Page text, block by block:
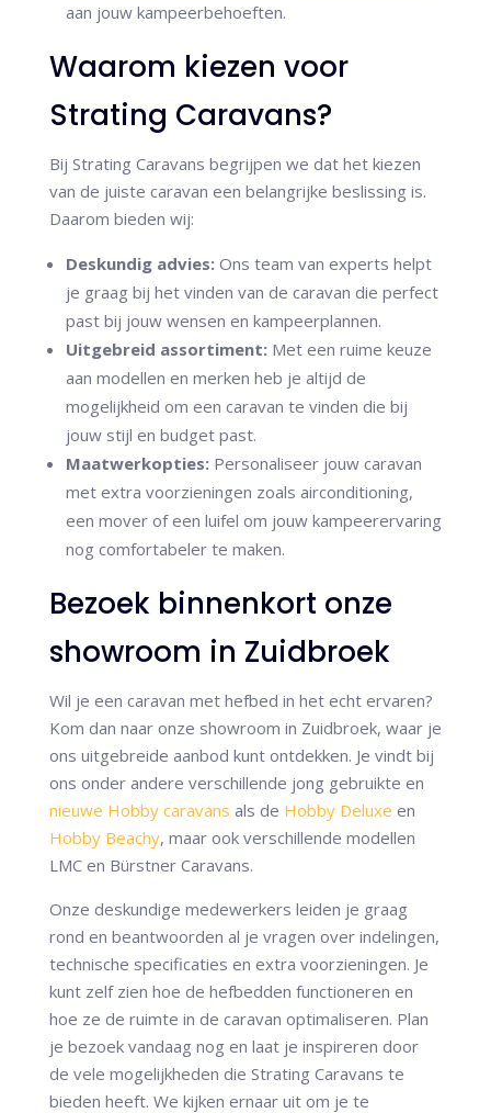
aan jouw kampeerbehoeften​.
Waarom kiezen voor
Strating Caravans?
Bij Strating Caravans begrijpen we dat het kiezen
van de juiste caravan een belangrijke beslissing is.
Daarom bieden wij:
Deskundig advies:Ons team van experts helpt
je graag bij het vinden van de caravan die perfect
past bij jouw wensen en kampeerplannen.
Uitgebreid assortiment:Met een ruime keuze
aan modellen en merken heb je altijd de
mogelijkheid om een caravan te vinden die bij
jouw stijl en budget past.
Maatwerkopties:Personaliseer jouw caravan
met extra voorzieningen zoals airconditioning,
een mover of een luifel om jouw kampeerervaring
nog comfortabeler te maken​.
Bezoek binnenkort onze
showroom in Zuidbroek
Wil je een caravan met hefbed in het echt ervaren?
Kom dan naar onze showroom in Zuidbroek, waar je
ons uitgebreide aanbod kunt ontdekken. Je vindt bij
ons onder andere verschillende jong gebruikte en
nieuwe Hobby caravans als de Hobby Deluxe en
Hobby Beachy, maar ook verschillende modellen
LMC en Bürstner Caravans.
Onze deskundige medewerkers leiden je graag
rond en beantwoorden al je vragen over indelingen,
technische specificaties en extra voorzieningen. Je
kunt zelf zien hoe de hefbedden functioneren en
hoe ze de ruimte in de caravan optimaliseren. Plan
je bezoek vandaag nog en laat je inspireren door
de vele mogelijkheden die Strating Caravans te
bieden heeft. We kijken ernaar uit om je te